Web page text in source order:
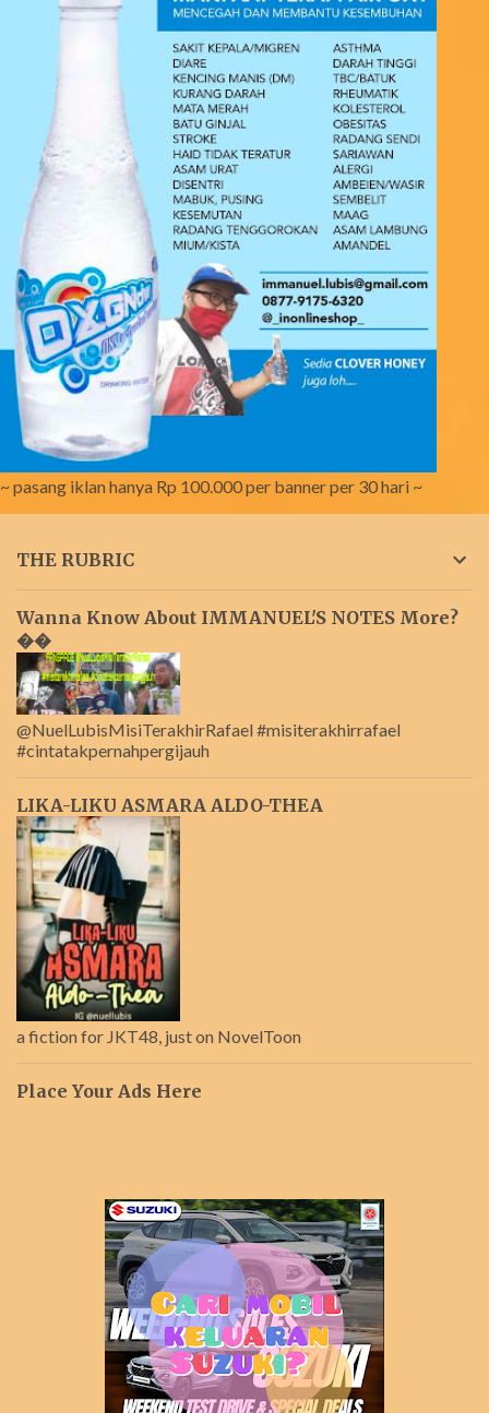
~ pasang iklan hanya Rp 100.000 per banner per 30 hari ~
THE RUBRIC
Wanna Know About IMMANUEL'S NOTES More?
��
@NuelLubisMisiTerakhirRafael #misiterakhirrafael
#cintatakpernahpergijauh
LIKA-LIKU ASMARA ALDO-THEA
a fiction for JKT48, just on NovelToon
Place Your Ads Here